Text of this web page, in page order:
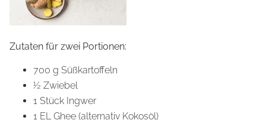
Zutaten für zwei Portionen:
700 g Süßkartoffeln
½ Zwiebel
1 Stück Ingwer
1 EL Ghee (alternativ Kokosöl)